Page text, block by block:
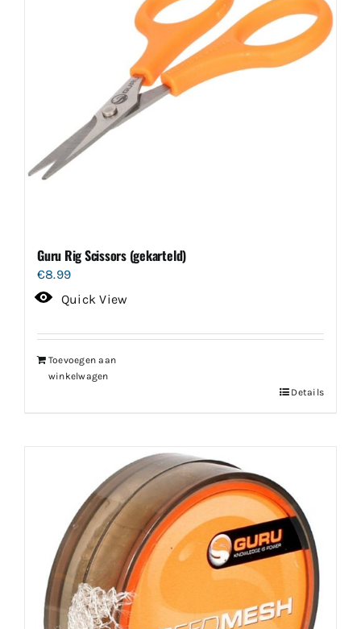
Guru Rig Scissors (gekarteld)
€8.99
Quick View
Toevoegen aan
winkelwagen
Details